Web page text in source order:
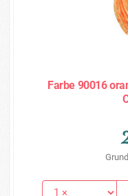
Farbe 90016